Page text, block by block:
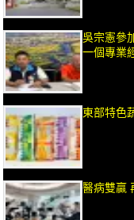
吳宗憲參
一個專業
東部特色
醫病雙贏